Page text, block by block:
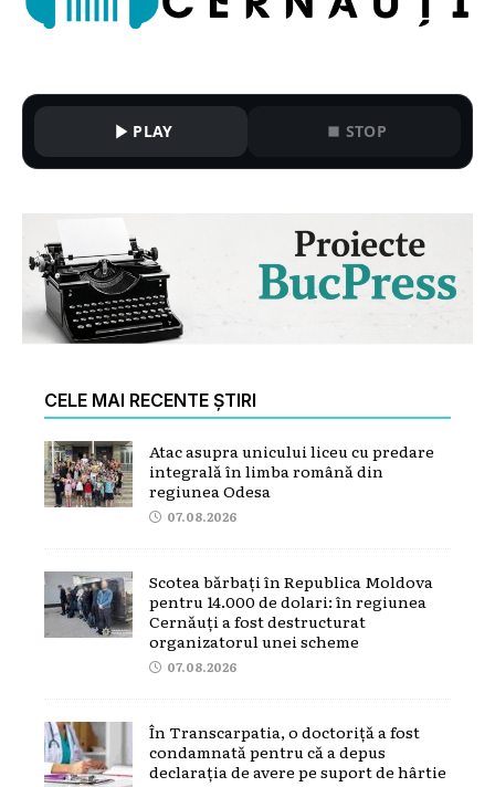
PLAY STOP
CELE MAI RECENTE ȘTIRI
Atac asupra unicului liceu cu predare
integrală în limba română din
regiunea Odesa
07.08.2026
Scotea bărbați în Republica Moldova
pentru 14.000 de dolari: în regiunea
Cernăuți a fost destructurat
organizatorul unei scheme
07.08.2026
În Transcarpatia, o doctoriță a fost
condamnată pentru că a depus
declarația de avere pe suport de hârtie